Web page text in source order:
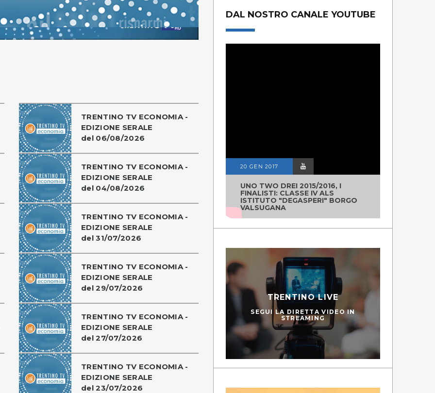
TRENTINO TV ECONOMIA -
EDIZIONE SERALE
del 06/08/2026
TRENTINO TV ECONOMIA -
EDIZIONE SERALE
del 04/08/2026
TRENTINO TV ECONOMIA -
EDIZIONE SERALE
del 31/07/2026
TRENTINO TV ECONOMIA -
EDIZIONE SERALE
del 29/07/2026
TRENTINO TV ECONOMIA -
EDIZIONE SERALE
del 27/07/2026
TRENTINO TV ECONOMIA -
EDIZIONE SERALE
del 23/07/2026
DAL NOSTRO CANALE YOUTUBE
20 GEN 2017
UNO TWO DREI 2015/2016, I
FINALISTI: CLASSE IV ALS
ISTITUTO "DEGASPERI" BORGO
VALSUGANA
TRENTINO LIVE
SEGUI LA DIRETTA VIDEO IN
STREAMING